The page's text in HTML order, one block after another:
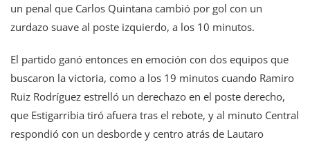
un penal que Carlos Quintana cambió por gol con un
zurdazo suave al poste izquierdo, a los 10 minutos.
El partido ganó entonces en emoción con dos equipos que
buscaron la victoria, como a los 19 minutos cuando Ramiro
Ruiz Rodríguez estrelló un derechazo en el poste derecho,
que Estigarribia tiró afuera tras el rebote, y al minuto Central
respondió con un desborde y centro atrás de Lautaro